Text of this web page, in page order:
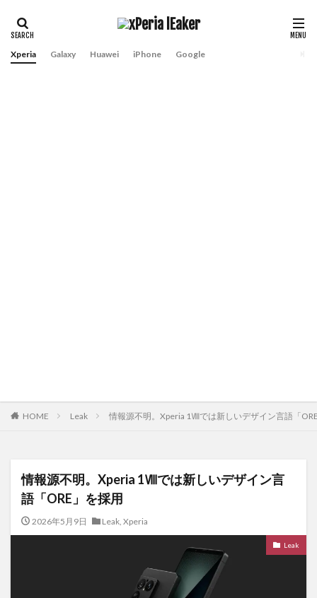
Xperia Galaxy Huawei iPhone Google
HOME Leak 情報源不明。Xperia 1Ⅷでは新しいデザイン言語「
情報源不明。Xperia 1Ⅷでは新しいデザイン言
語「ORE」を採用
2026年5月9日 Leak, Xperia
Leak